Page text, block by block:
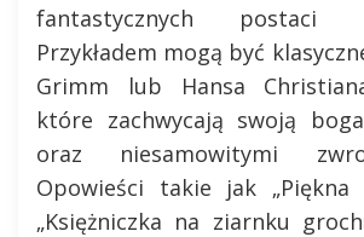
fantastycznych
Przykładem mogą być
Grimm lub Hansa
które zachwycają swoją
oraz niesamowitymi
Opowieści takie jak „Piękna
„Księżniczka na ziarnku